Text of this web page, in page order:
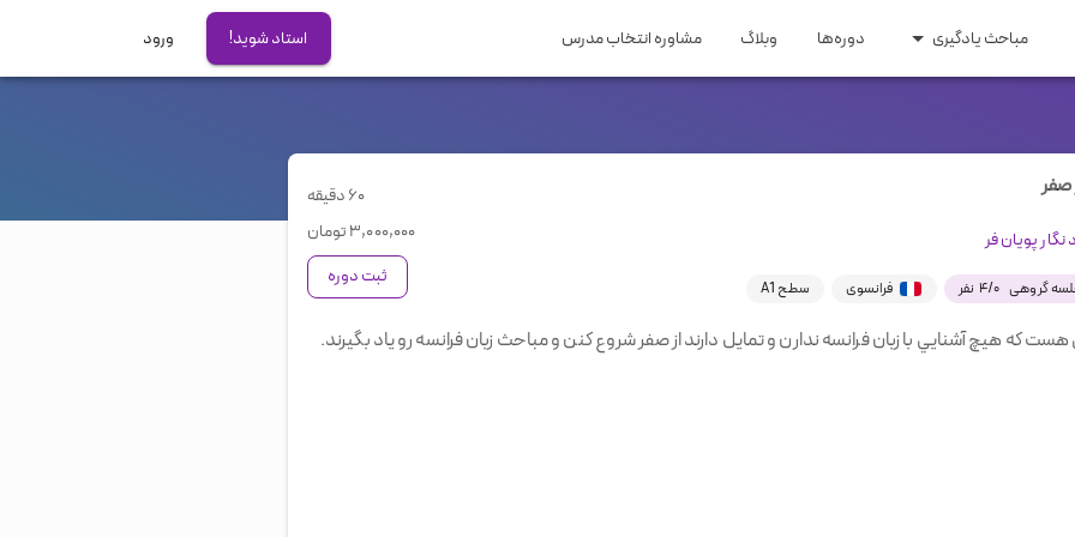
ایتالیایی ترکی عربی روسی
هندی سوئدی هلندی
مباحث یادگیری
و مهاجرت
و تحصیلی
مقاطع تحصیلی
آزمون های بین المللی
دولینگو
دوره‌ها وبلاگ مشاوره انتخاب مدرس استاد شوید! ورود
صفر
نگار پويان فر
۰/۴ نفر فرانسوی سطح A1
۶۰ دقیقه
۳,۰۰۰,۰۰۰تومان
ثبت دوره
كه هيچ آشنايي با زبان فرانسه ندارن و تمایل دارند از صفر شروع كنن و مباحث زبان فرانسه رو یاد بگیرند.